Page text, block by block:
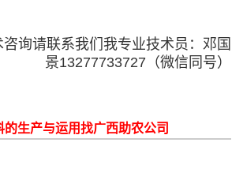
询请联系我们我专业技术员：邓国
景13277733727（微信同号）
的生产与运用找广西助农公司